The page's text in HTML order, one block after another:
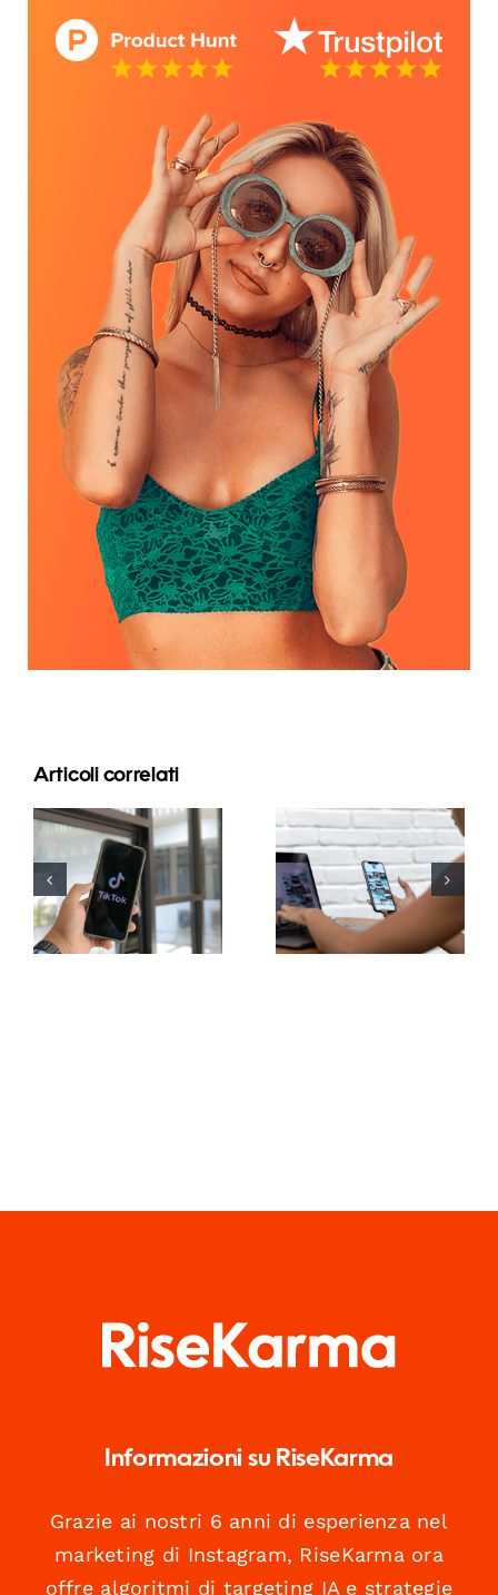
Articoli correlati
Massimizzare
la portata:
Strumenti
efficaci per
la
pubblicazione
su più
Le 3 migliori
piattaforme
per trovare
idee di UGC
(Contenuti
Generati
Informazioni su RiseKarma
Grazie ai nostri 6 anni di esperienza nel
marketing di Instagram, RiseKarma ora
offre algoritmi di targeting IA e strategie